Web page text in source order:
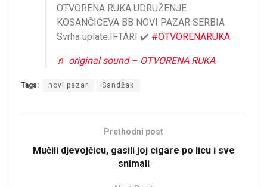
OTVORENA RUKA UDRUŽENJE
KOSANČIĆEVA BB NOVI PAZAR SERBIA
Svrha uplate:IFTARI ✔️ #OTVORENARUKA
♬ original sound – OTVORENA RUKA
Tags: novi pazar Sandžak
Prethodni post
Mučili djevojčicu, gasili joj cigare po licu i sve
snimali